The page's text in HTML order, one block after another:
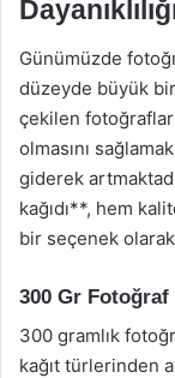
Günümüzde
düzeyde büyük
çekilen
olmasını
giderek
kağıdı**, hem
bir seçenek olarak
300 Gr Fotoğraf
300 gramlık
kağıt türlerinden